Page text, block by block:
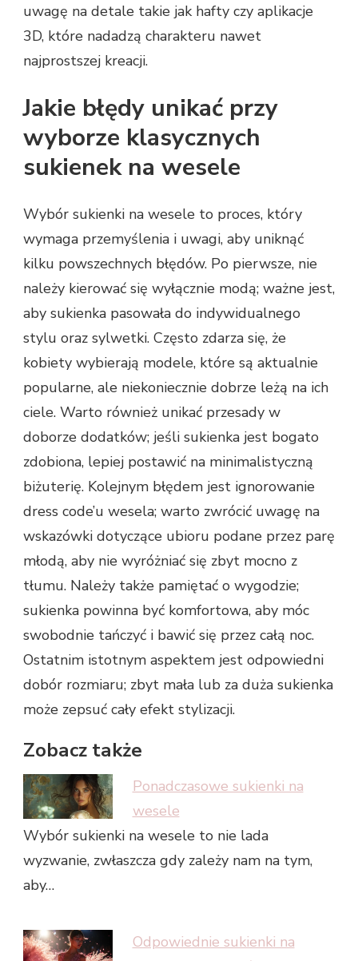
uwagę na detale takie jak hafty czy aplikacje
3D, które nadadzą charakteru nawet
najprostszej kreacji.
Jakie błędy unikać przy
wyborze klasycznych
sukienek na wesele
Wybór sukienki na wesele to proces, który
wymaga przemyślenia i uwagi, aby uniknąć
kilku powszechnych błędów. Po pierwsze, nie
należy kierować się wyłącznie modą; ważne jest,
aby sukienka pasowała do indywidualnego
stylu oraz sylwetki. Często zdarza się, że
kobiety wybierają modele, które są aktualnie
popularne, ale niekoniecznie dobrze leżą na ich
ciele. Warto również unikać przesady w
doborze dodatków; jeśli sukienka jest bogato
zdobiona, lepiej postawić na minimalistyczną
biżuterię. Kolejnym błędem jest ignorowanie
dress code’u wesela; warto zwrócić uwagę na
wskazówki dotyczące ubioru podane przez parę
młodą, aby nie wyróżniać się zbyt mocno z
tłumu. Należy także pamiętać o wygodzie;
sukienka powinna być komfortowa, aby móc
swobodnie tańczyć i bawić się przez całą noc.
Ostatnim istotnym aspektem jest odpowiedni
dobór rozmiaru; zbyt mała lub za duża sukienka
może zepsuć cały efekt stylizacji.
Zobacz także
Ponadczasowe sukienki na
wesele
Wybór sukienki na wesele to nie lada
wyzwanie, zwłaszcza gdy zależy nam na tym,
aby…
Odpowiednie sukienki na